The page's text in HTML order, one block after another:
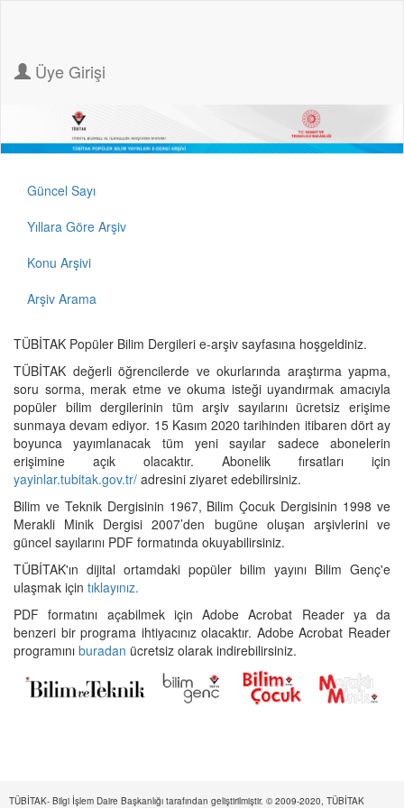
Üye Girişi
Güncel Sayı
Yıllara Göre Arşiv
Konu Arşivi
Arşiv Arama
TÜBİTAK Popüler Bilim Dergileri e-arşiv sayfasına hoşgeldiniz.
TÜBİTAK değerli öğrencilerde ve okurlarında araştırma yapma,
soru sorma, merak etme ve okuma isteği uyandırmak amacıyla
popüler bilim dergilerinin tüm arşiv sayılarını ücretsiz erişime
sunmaya devam ediyor. 15 Kasım 2020 tarihinden itibaren dört ay
boyunca yayımlanacak tüm yeni sayılar sadece abonelerin
erişimine açık olacaktır. Abonelik fırsatları için
yayinlar.tubitak.gov.tr/ adresini ziyaret edebilirsiniz.
Bilim ve Teknik Dergisinin 1967, Bilim Çocuk Dergisinin 1998 ve
Merakli Minik Dergisi 2007’den bugüne oluşan arşivlerini ve
güncel sayılarını PDF formatında okuyabilirsiniz.
TÜBİTAK'ın dijital ortamdaki popüler bilim yayını Bilim Genç'e
ulaşmak için tıklayınız.
PDF formatını açabilmek için Adobe Acrobat Reader ya da
benzeri bir programa ihtiyacınız olacaktır. Adobe Acrobat Reader
programını buradan ücretsiz olarak indirebilirsiniz.
TÜBİTAK- Bilgi İşlem Daire Başkanlığı tarafından geliştirilmiştir. © 2009-2020, TÜBİTAK